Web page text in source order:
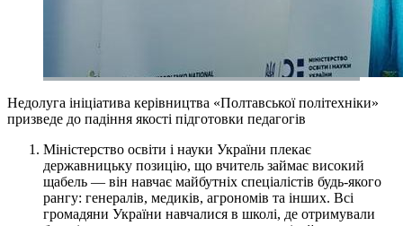
Недолуга ініціатива керівництва «Полтавської політехніки»
призведе до падіння якості підготовки педагогів
Міністерство освіти і науки України плекає
державницьку позицію, що вчитель займає високий
щабель — він навчає майбутніх спеціалістів будь-якого
рангу: генералів, медиків, агрономів та інших. Всі
громадяни України навчалися в школі, де отримували